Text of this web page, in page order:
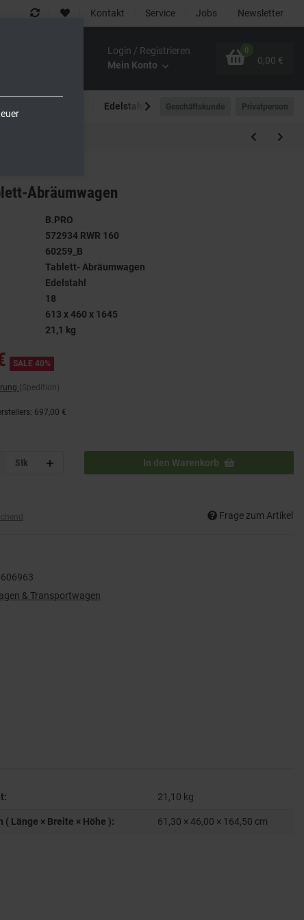
Kontakt Service Jobs Newsletter
Login / Registrieren
Mein Konto
0
0,00 €
Edelstahlmöbel Outdoor-Bereich
Geschäftskunde Privatperson
Abräumwagen
B.PRO
572934 RWR 160
60259_B
Tablett- Abräumwagen
Edelstahl
18
613 x 460 x 1645
21,1 kg
SALE 40%
(Spedition)
: 697,00 €
Stk In den Warenkorb
Frage zum Artikel
& Transportwagen
21,10 kg
( Länge × Breite × Höhe ): 61,30 × 46,00 × 164,50 cm